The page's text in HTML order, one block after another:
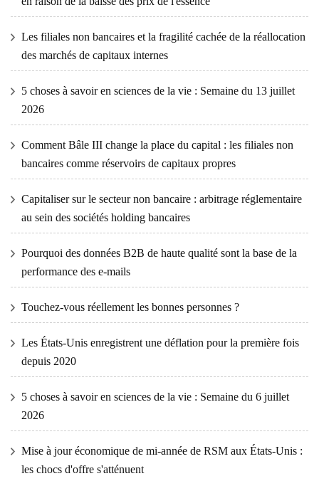
Les filiales non bancaires et la fragilité cachée de la réallocation
des marchés de capitaux internes
5 choses à savoir en sciences de la vie : Semaine du 13 juillet
2026
Comment Bâle III change la place du capital : les filiales non
bancaires comme réservoirs de capitaux propres
Capitaliser sur le secteur non bancaire : arbitrage réglementaire
au sein des sociétés holding bancaires
Pourquoi des données B2B de haute qualité sont la base de la
performance des e-mails
Touchez-vous réellement les bonnes personnes ?
Les États-Unis enregistrent une déflation pour la première fois
depuis 2020
5 choses à savoir en sciences de la vie : Semaine du 6 juillet
2026
Mise à jour économique de mi-année de RSM aux États-Unis :
les chocs d'offre s'atténuent